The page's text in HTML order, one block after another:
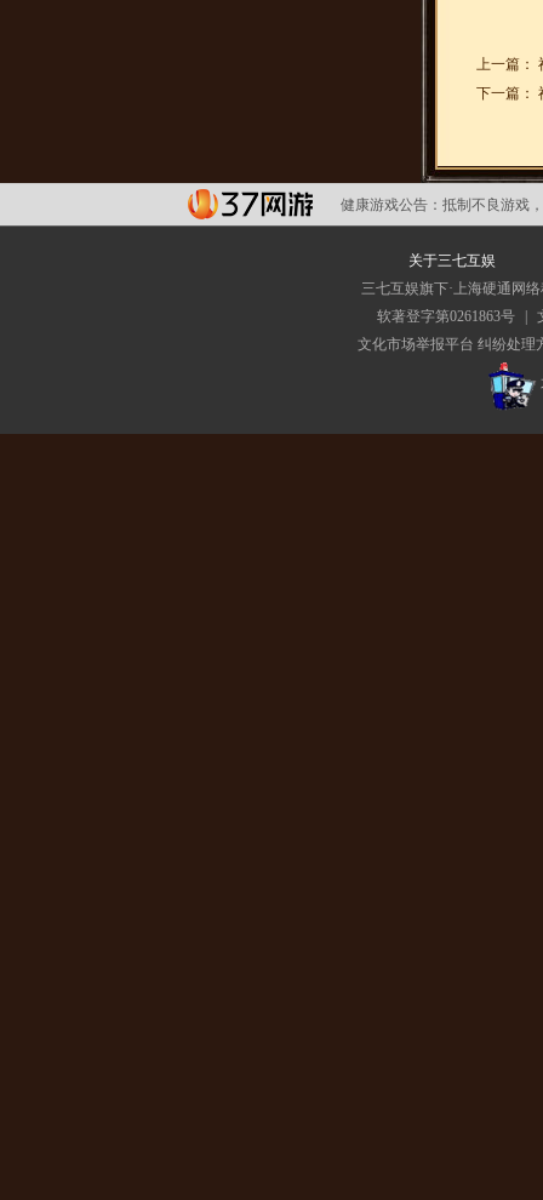
上一篇：
下一篇：
健康游戏公告： 抵制不良游戏
关于三七互娱
三七互娱旗下·上海硬通网
软著登字第0261863号
文化市场举报平台 纠纷处理